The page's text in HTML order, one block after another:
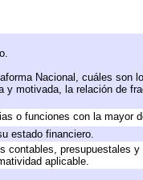
Nacional, cuáles son
y motivada, la relación de
o funciones con la mayor
estado financiero.
presupuestales
aplicable.